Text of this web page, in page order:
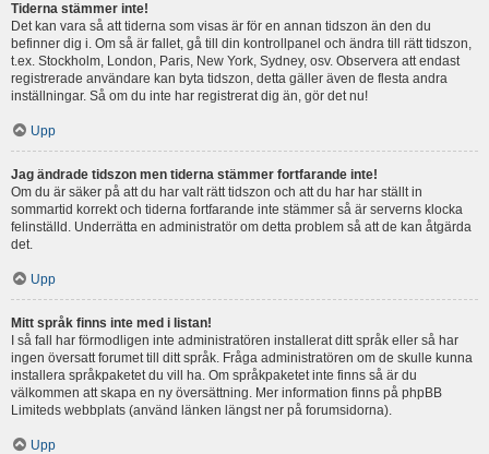
Tiderna stämmer inte!
Det kan vara så att tiderna som visas är för en annan tidszon än den du
befinner dig i. Om så är fallet, gå till din kontrollpanel och ändra till rätt tidszon,
t.ex. Stockholm, London, Paris, New York, Sydney, osv. Observera att endast
registrerade användare kan byta tidszon, detta gäller även de flesta andra
inställningar. Så om du inte har registrerat dig än, gör det nu!
Upp
Jag ändrade tidszon men tiderna stämmer fortfarande inte!
Om du är säker på att du har valt rätt tidszon och att du har har ställt in
sommartid korrekt och tiderna fortfarande inte stämmer så är serverns klocka
felinställd. Underrätta en administratör om detta problem så att de kan åtgärda
det.
Upp
Mitt språk finns inte med i listan!
I så fall har förmodligen inte administratören installerat ditt språk eller så har
ingen översatt forumet till ditt språk. Fråga administratören om de skulle kunna
installera språkpaketet du vill ha. Om språkpaketet inte finns så är du
välkommen att skapa en ny översättning. Mer information finns på phpBB
Limiteds webbplats (använd länken längst ner på forumsidorna).
Upp